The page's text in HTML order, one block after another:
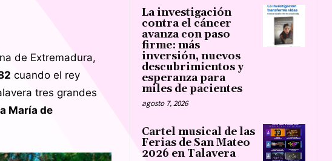
de Extremadura,
cuando el rey
tres grandes
María de
La investigación
contra el cáncer
avanza con paso
firme: más
inversión, nuevos
descubrimientos y
esperanza para
miles de pacientes
agosto 7, 2026
Cartel musical de las
Ferias de San Mateo
2026 en Talavera